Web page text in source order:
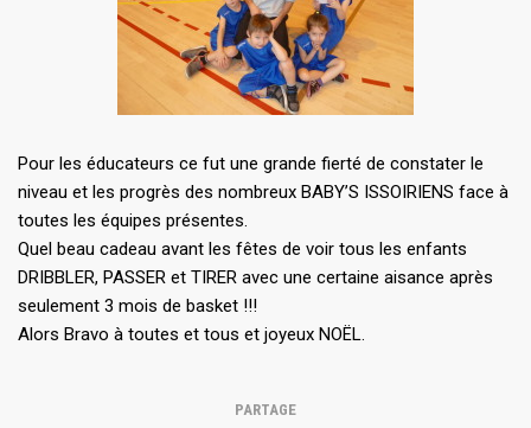
Pour les éducateurs ce fut une grande fierté de constater le
niveau et les progrès des nombreux BABY’S ISSOIRIENS face à
toutes les équipes présentes.
Quel beau cadeau avant les fêtes de voir tous les enfants
DRIBBLER, PASSER et TIRER avec une certaine aisance après
seulement 3 mois de basket !!!
Alors Bravo à toutes et tous et joyeux NOËL.
PARTAGE